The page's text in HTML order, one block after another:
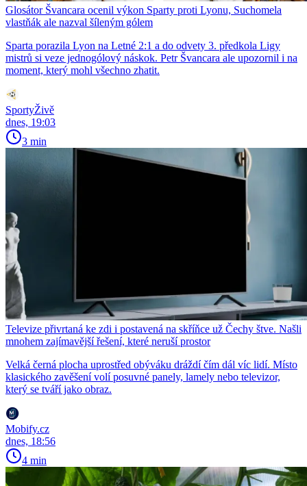
Glosátor Švancara ocenil výkon Sparty proti Lyonu, Suchomela
vlastňák ale nazval šíleným gólem
Sparta porazila Lyon na Letné 2:1 a do odvety 3. předkola Ligy
mistrů si veze jednogólový náskok. Petr Švancara ale upozornil i na
moment, který mohl všechno zhatit.
SportyŽivě
dnes, 19:03
3 min
Televize přivrtaná ke zdi i postavená na skříňce už Čechy štve. Našli
mnohem zajímavější řešení, které neruší prostor
Velká černá plocha uprostřed obýváku dráždí čím dál víc lidí. Místo
klasického zavěšení volí posuvné panely, lamely nebo televizor,
který se tváří jako obraz.
Mobify.cz
dnes, 18:56
4 min